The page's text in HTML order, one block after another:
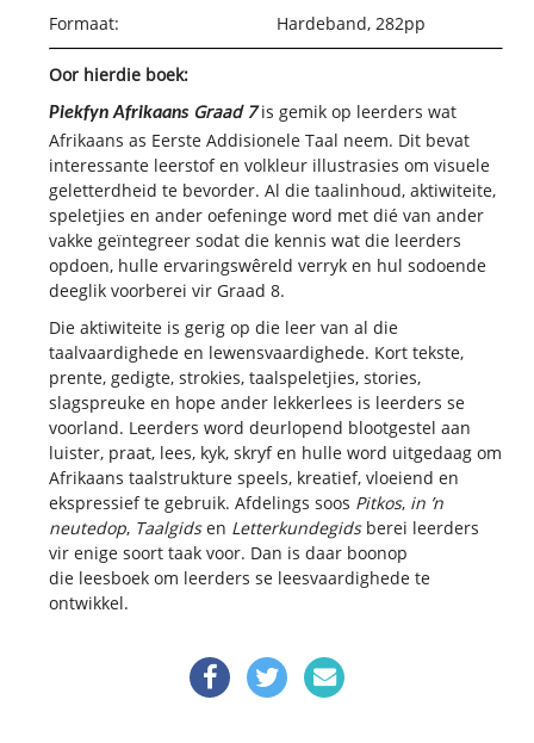
Formaat:
Hardeband, 282pp
Oor hierdie boek:
Piekfyn Afrikaans Graad 7is gemik op leerders wat
Afrikaans as Eerste Addisionele Taal neem. Dit bevat
interessante leerstof en volkleur illustrasies om visuele
geletterdheid te bevorder. Al die taalinhoud, aktiwiteite,
speletjies en ander oefeninge word met dié van ander
vakke geïntegreer sodat die kennis wat die leerders
opdoen, hulle ervaringswêreld verryk en hul sodoende
deeglik voorberei vir Graad 8.
Die aktiwiteite is gerig op die leer van al die
taalvaardighede en lewensvaardighede. Kort tekste,
prente, gedigte, strokies, taalspeletjies, stories,
slagspreuke en hope ander lekkerlees is leerders se
voorland. Leerders word deurlopend blootgestel aan
luister, praat, lees, kyk, skryf en hulle word uitgedaag om
Afrikaans taalstrukture speels, kreatief, vloeiend en
ekspressief te gebruik. Afdelings soos Pitkos, in ’n
neutedop, Taalgidsen Letterkundegidsberei leerders
vir enige soort taak voor. Dan is daar boonop
die leesboek om leerders se leesvaardighede te
ontwikkel.